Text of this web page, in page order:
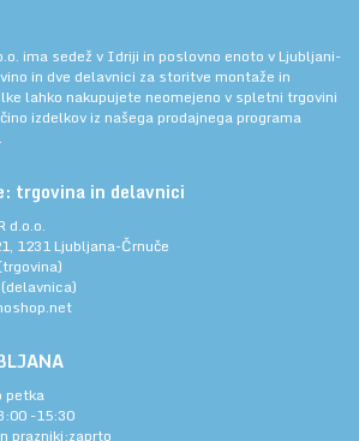
ima sedež v Idriji in poslovno enoto v Ljubljani-
in dve delavnici za storitve montaže in
lahko nakupujete neomejeno v spletni trgovini
izdelkov iz našega prodajnega programa
trgovina in delavnici
d.o.o.
1231 Ljubljana-Črnuče
(trgovina)
(delavnica)
petka
-15:30
prazniki:zaprto